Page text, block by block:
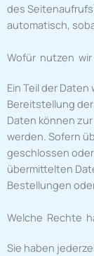
des
automatisch,
Wofür nutzen
Ein Teil der
Bereitstellung
Daten können
werden. Sofern
geschlossen
übermittelten
Bestellungen
Welche Rechte
Sie haben